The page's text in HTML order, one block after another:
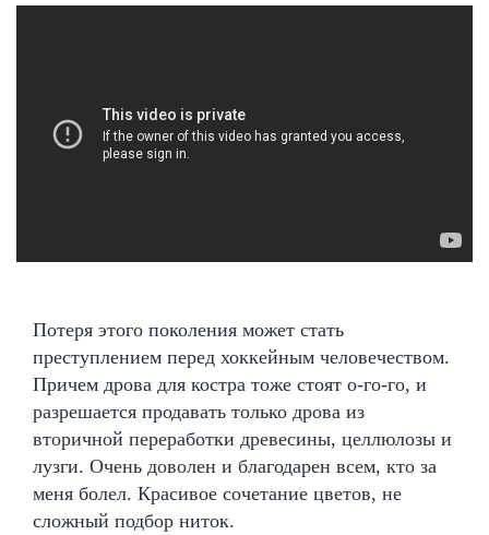
Потеря этого поколения может стать
преступлением перед хоккейным человечеством.
Причем дрова для костра тоже стоят о-го-го, и
разрешается продавать только дрова из
вторичной переработки древесины, целлюлозы и
лузги. Очень доволен и благодарен всем, кто за
меня болел. Красивое сочетание цветов, не
сложный подбор ниток.